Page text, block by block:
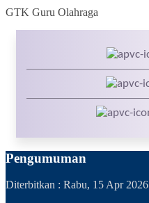
GTK Guru Olahraga
Pengumuman
Diterbitkan : Rabu, 15 Apr 2026